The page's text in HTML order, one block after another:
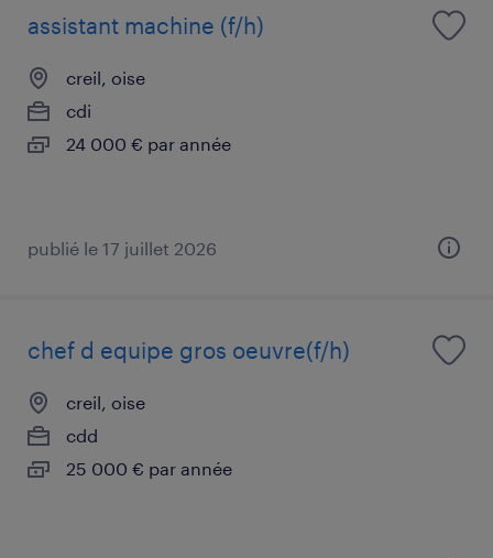
assistant machine (f/h)
creil, oise
cdi
24 000 € par année
publié le 17 juillet 2026
chef d equipe gros oeuvre(f/h)
creil, oise
cdd
25 000 € par année